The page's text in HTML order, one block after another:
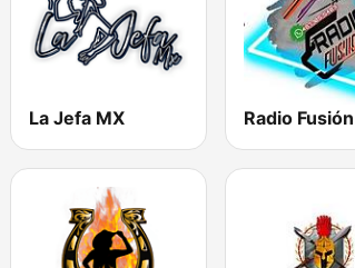
La Jefa MX Radio Fusión